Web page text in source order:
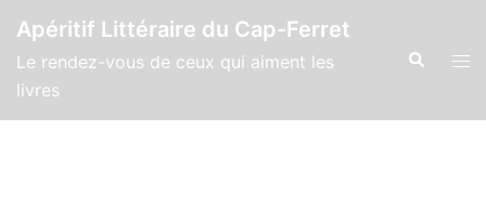
Apéritif Littéraire du Cap-Ferret
Le rendez-vous de ceux qui aiment les
livres